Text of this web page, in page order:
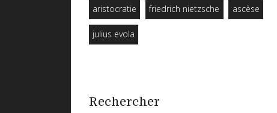
aristocratie friedrich nietzsche ascèse
julius evola
Rechercher